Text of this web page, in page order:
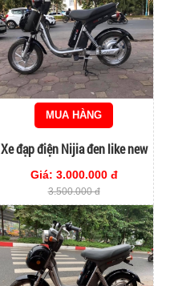
MUA HÀNG
Xe đạp điện Nijia đen like new
Giá: 3.000.000 đ
3.500.000 đ